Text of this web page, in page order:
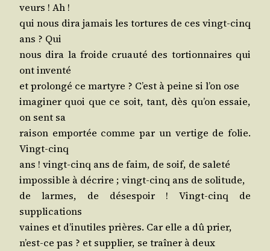
veurs ! Ah !
qui nous dira jamais les tor­tures de ces vingt-cinq
ans ? Qui
nous dira la froide cruau­té des tor­tion­naires qui
ont inventé
et pro­lon­gé ce mar­tyre ? C’est à peine si l’on ose
ima­gi­ner quoi que ce soit, tant, dès qu’on essaie,
on sent sa
rai­son empor­tée comme par un ver­tige de folie.
Vingt-cinq
ans ! vingt-cinq ans de faim, de soif, de saleté
impos­sible à décrire ; vingt-cinq ans de solitude,
de larmes, de déses­poir ! Vingt-cinq de
supplications
vaines et d’i­nu­tiles prières. Car elle a dû prier,
n’est-ce pas ? et sup­plier, se traî­ner à deux